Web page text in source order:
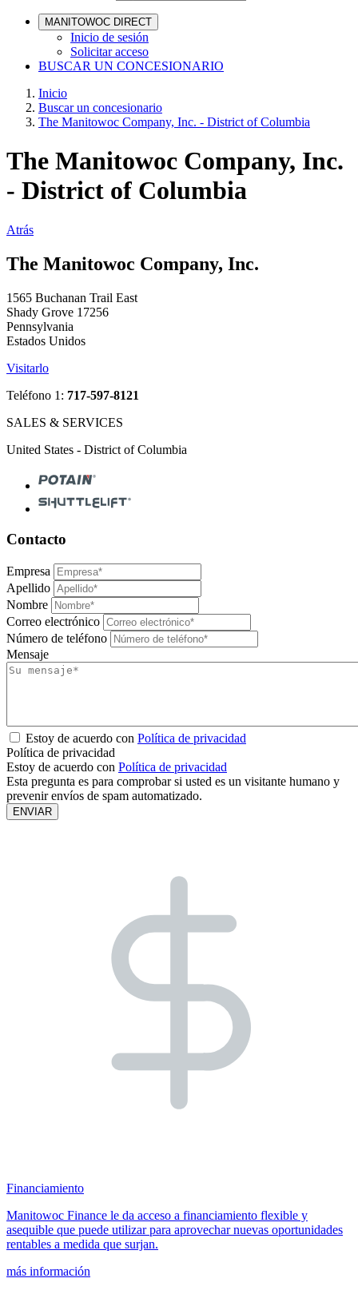
MANITOWOC DIRECT
Inicio de sesión
Solicitar acceso
BUSCAR UN CONCESIONARIO
Inicio
Buscar un concesionario
The Manitowoc Company, Inc. - District of Columbia
The Manitowoc Company, Inc.
- District of Columbia
Atrás
The Manitowoc Company, Inc.
1565 Buchanan Trail East
Shady Grove 17256
Pennsylvania
Estados Unidos
Visitarlo
Teléfono 1: 717-597-8121
SALES & SERVICES
United States - District of Columbia
Contacto
Empresa
Apellido
Nombre
Correo electrónico
Número de teléfono
Mensaje
Estoy de acuerdo con Política de privacidad
Política de privacidad
Estoy de acuerdo con Política de privacidad
Esta pregunta es para comprobar si usted es un visitante humano y
prevenir envíos de spam automatizado.
Financiamiento
Manitowoc Finance le da acceso a financiamiento flexible y
asequible que puede utilizar para aprovechar nuevas oportunidades
rentables a medida que surjan.
más información